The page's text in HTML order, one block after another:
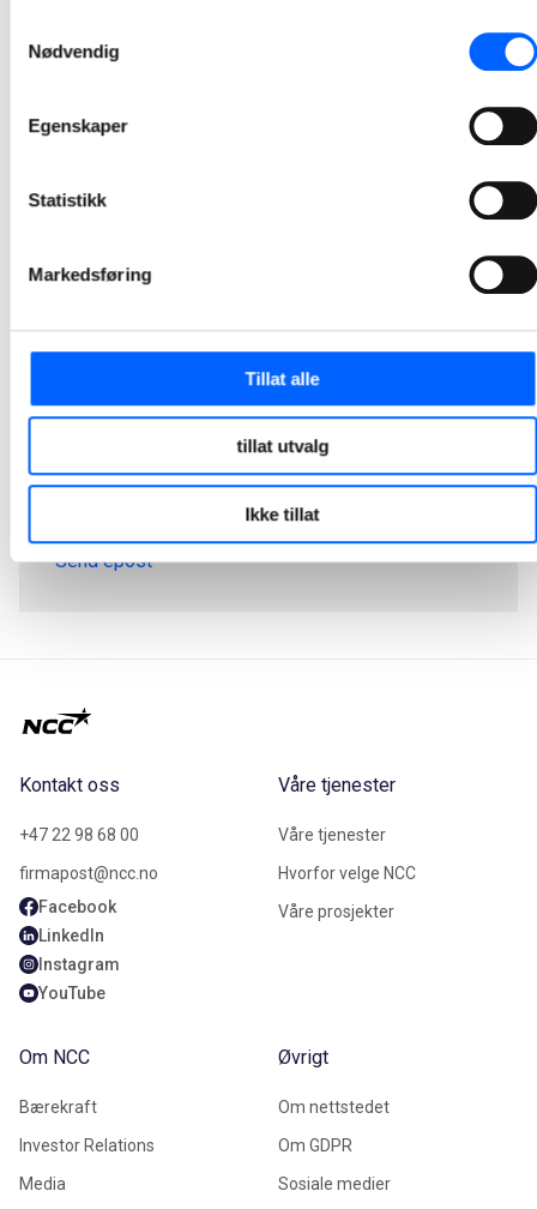
Nødvendig
Egenskaper
Statistikk
Markedsføring
Tillat alle
tillat utvalg
Ikke tillat
Manager, Media Relations Norway, NCC Group
Send epost
Kontakt oss
+47 22 98 68 00
firmapost@ncc.no
Facebook
LinkedIn
Instagram
YouTube
Våre tjenester
Våre tjenester
Hvorfor velge NCC
Våre prosjekter
Om NCC
Bærekraft
Investor Relations
Media
Øvrigt
Om nettstedet
Om GDPR
Sosiale medier